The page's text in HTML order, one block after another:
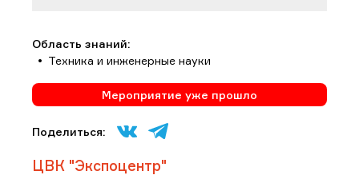
Область знаний:
Техника и инженерные науки
Мероприятие уже прошло
Поделиться:
ЦВК "Экспоцентр"